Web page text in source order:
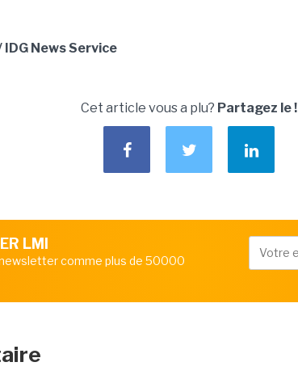
News Service
Cet article vous a plu? Partagez le !
LMI
comme plus de 50000